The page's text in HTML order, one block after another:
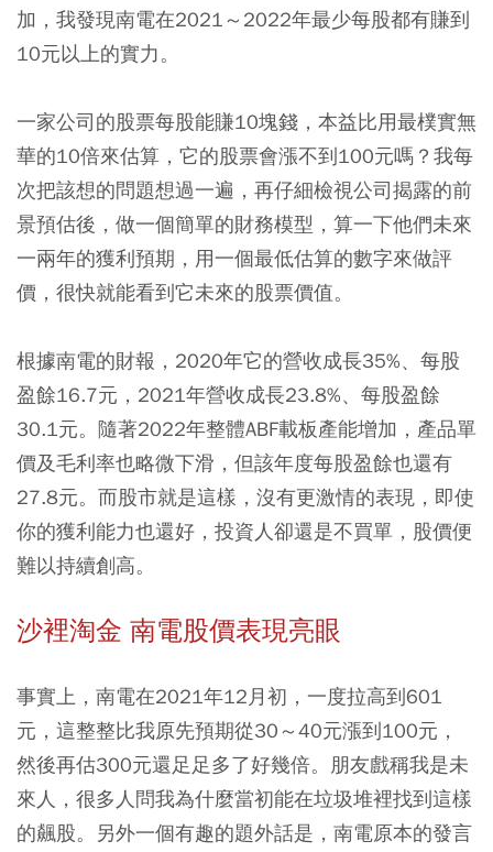
加，我發現南電在2021～2022年最少每股都有賺到
10元以上的實力。
一家公司的股票每股能賺10塊錢，本益比用最樸實無
華的10倍來估算，它的股票會漲不到100元嗎？我每
次把該想的問題想過一遍，再仔細檢視公司揭露的前
景預估後，做一個簡單的財務模型，算一下他們未來
一兩年的獲利預期，用一個最低估算的數字來做評
價，很快就能看到它未來的股票價值。
根據南電的財報，2020年它的營收成長35%、每股
盈餘16.7元，2021年營收成長23.8%、每股盈餘
30.1元。隨著2022年整體ABF載板產能增加，產品單
價及毛利率也略微下滑，但該年度每股盈餘也還有
27.8元。而股市就是這樣，沒有更激情的表現，即使
你的獲利能力也還好，投資人卻還是不買單，股價便
難以持續創高。
沙裡淘金 南電股價表現亮眼
事實上，南電在2021年12月初，一度拉高到601
元，這整整比我原先預期從30～40元漲到100元，
然後再估300元還足足多了好幾倍。朋友戲稱我是未
來人，很多人問我為什麼當初能在垃圾堆裡找到這樣
的飆股。另外一個有趣的題外話是，南電原本的發言